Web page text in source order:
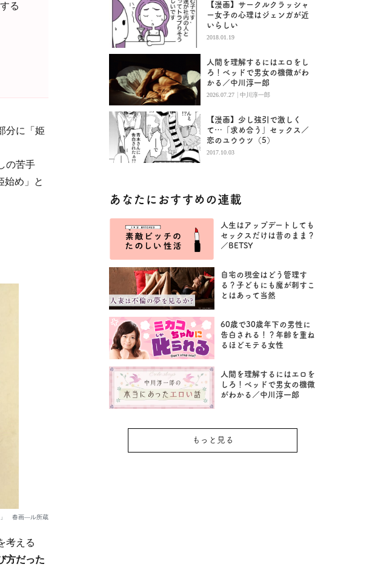
る
分に「姫
の苦手
始め」と
」 春画―ル所蔵
考える
方だった
【漫画】サークルクラッシャ
ー女子の心理はジェンガが近
いらしい
2018.01.19
人間を理解するにはエロをし
ろ！ベッドで男女の機微がわ
かる／中川淳一郎
2026.07.27 | 中川淳一郎
【漫画】少し強引で激しく
て…「求め合う」セックス／
恋のユウウツ（5）
2017.10.03
あなたにおすすめの連載
人生はアップデートしても
セックスだけは昔のまま？
／BETSY
自宅の現金はどう管理す
る？子どもにも魔が刺すこ
とはあって当然
60歳で30歳年下の男性に
告白される！？年齢を重ね
るほどモテる女性
人間を理解するにはエロを
しろ！ベッドで男女の機微
がわかる／中川淳一郎
もっと見る